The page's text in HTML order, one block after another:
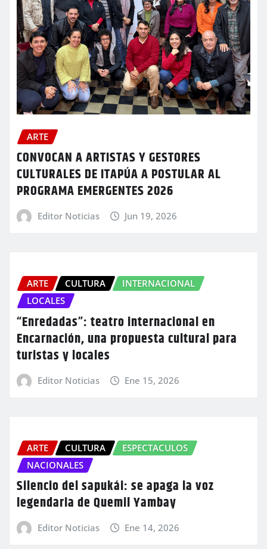
ARTE
CONVOCAN A ARTISTAS Y GESTORES
CULTURALES DE ITAPÚA A POSTULAR AL
PROGRAMA EMERGENTES 2026
Editor Noticias Jun 19, 2026
ARTE CULTURA
INTERNACIONAL
LOCALES
“Enredadas”: teatro internacional en
Encarnación, una propuesta cultural para
turistas y locales
Editor Noticias Ene 15, 2026
ARTE CULTURA
ESPECTACULOS
NACIONALES
Silencio del sapukái: se apaga la voz
legendaria de Quemil Yambay
Editor Noticias Ene 14, 2026